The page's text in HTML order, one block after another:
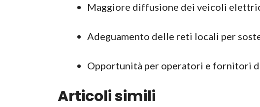
Maggiore diffusione dei veicoli
Adeguamento delle reti locali per
Opportunità per operatori e fornitori
Articoli simili